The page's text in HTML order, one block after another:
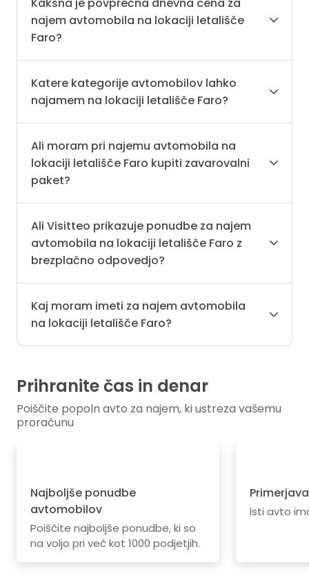
najem avtomobila na lokaciji letališče
Faro?
Katere kategorije avtomobilov lahko
najamem na lokaciji letališče Faro?
Ali moram pri najemu avtomobila na
lokaciji letališče Faro kupiti zavarovalni
paket?
Ali Visitteo prikazuje ponudbe za najem
avtomobila na lokaciji letališče Faro z
brezplačno odpovedjo?
Kaj moram imeti za najem avtomobila
na lokaciji letališče Faro?
Prihranite čas in denar
Poiščite popoln avto za najem, ki ustreza vašemu
proračunu
Najboljše ponudbe
avtomobilov
Poiščite najboljše ponudbe, ki so
na voljo pri več kot 1000 podjetjih.
Isti avto